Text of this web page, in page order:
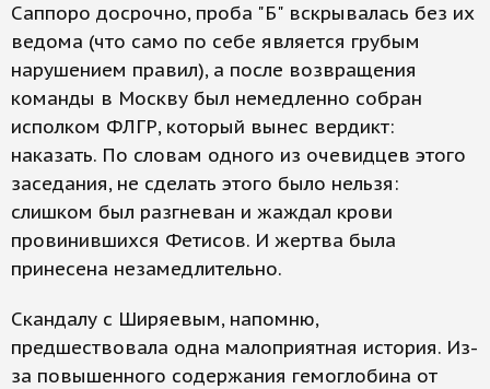
Саппоро досрочно, проба "Б" вскрывалась без их
ведома (что само по себе является грубым
нарушением правил), а после возвращения
команды в Москву был немедленно собран
исполком ФЛГР, который вынес вердикт:
наказать. По словам одного из очевидцев этого
заседания, не сделать этого было нельзя:
слишком был разгневан и жаждал крови
провинившихся Фетисов. И жертва была
принесена незамедлительно.
Скандалу с Ширяевым, напомню,
предшествовала одна малоприятная история. Из-
за повышенного содержания гемоглобина от